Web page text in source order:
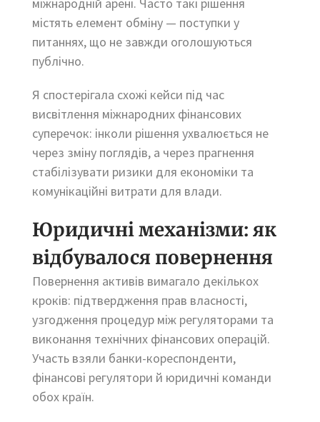
містять елемент обміну — поступки у
питаннях, що не завжди оголошуються
публічно.
Я спостерігала схожі кейси під час
висвітлення міжнародних фінансових
суперечок: інколи рішення ухвалюється не
через зміну поглядів, а через прагнення
стабілізувати ризики для економіки та
комунікаційні витрати для влади.
Юридичні механізми: як
відбувалося повернення
Повернення активів вимагало декількох
кроків: підтвердження прав власності,
узгодження процедур між регуляторами та
виконання технічних фінансових операцій.
Участь взяли банки-кореспонденти,
фінансові регулятори й юридичні команди
обох країн.